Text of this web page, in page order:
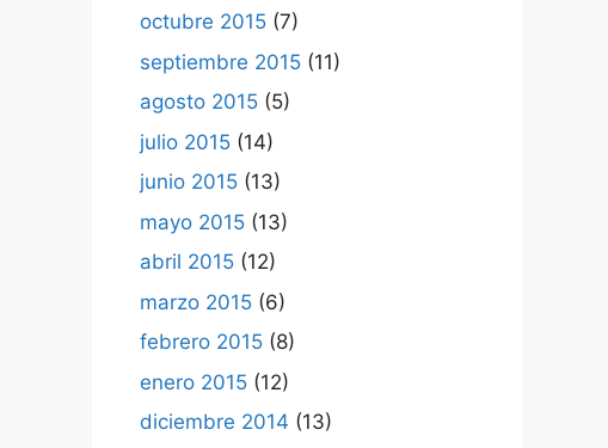
octubre 2015 (7)
septiembre 2015 (11)
agosto 2015 (5)
julio 2015 (14)
junio 2015 (13)
mayo 2015 (13)
abril 2015 (12)
marzo 2015 (6)
febrero 2015 (8)
enero 2015 (12)
diciembre 2014 (13)